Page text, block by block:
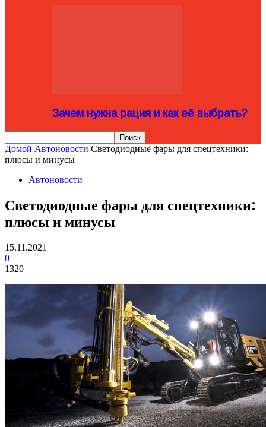
Зачем нужна рация и как её выбрать?
Домой Автоновости Светодиодные фары для спецтехники:
плюсы и минусы
Автоновости
Светодиодные фары для спецтехники:
плюсы и минусы
15.11.2021
0
1320